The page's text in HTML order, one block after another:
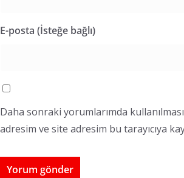
E-posta (İsteğe bağlı)
Daha sonraki yorumlarımda
adresim ve site adresim bu tarayıcıya